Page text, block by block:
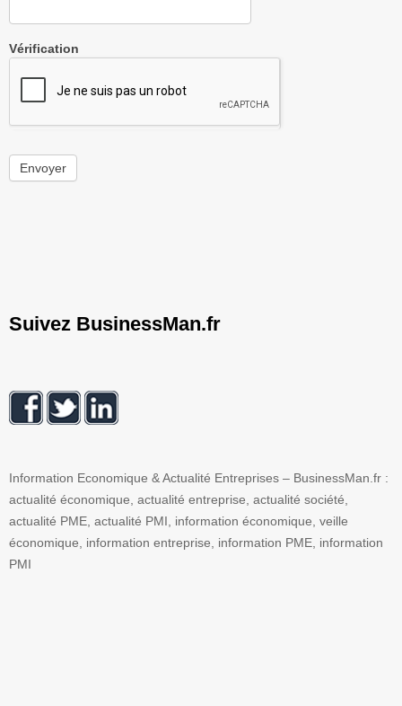
Vérification
Envoyer
Suivez BusinessMan.fr
Information Economique & Actualité Entreprises – BusinessMan.fr :
actualité économique, actualité entreprise, actualité société,
actualité PME, actualité PMI, information économique, veille
économique, information entreprise, information PME, information
PMI